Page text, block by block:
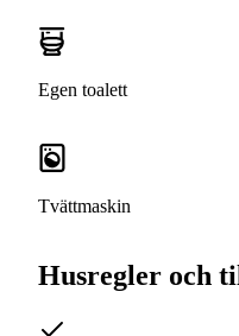
Egen toalett
Tvättmaskin
Husregler och